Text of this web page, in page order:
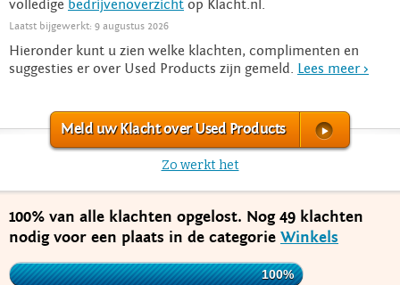
volledige bedrijvenoverzicht op Klacht.nl.
Laatst bijgewerkt: 9 augustus 2026
Hieronder kunt u zien welke klachten, complimenten en
suggesties er over Used Products zijn gemeld. Lees meer >
Meld uw Klacht over Used Products
Zo werkt het
100% van alle klachten opgelost. Nog 49 klachten
nodig voor een plaats in de categorie Winkels
100%